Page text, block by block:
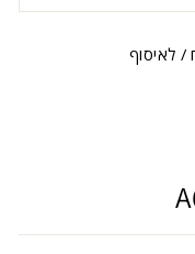
/ לאיסוף